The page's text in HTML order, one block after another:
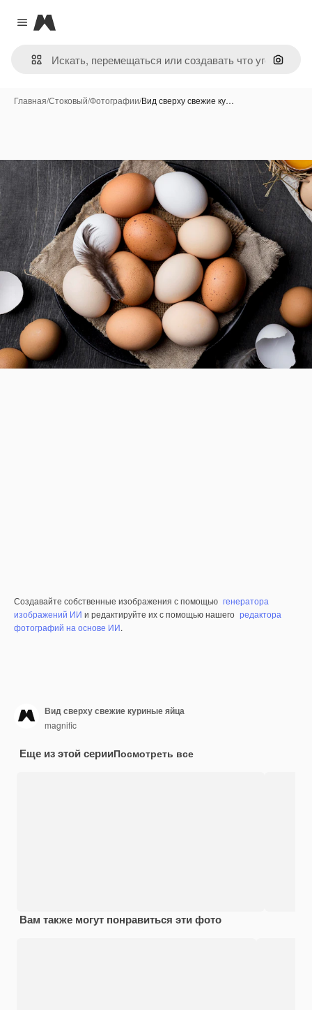
Close menu
Magnific
Поиск
Главная/Стоковый/Фотографии/Вид сверху свежие ку…
Создавайте собственные изображения с помощью генератора
изображений ИИ и редактируйте их с помощью нашего редактора
фотографий на основе ИИ.
Вид сверху свежие куриные яйца
magnific
Еще из этой серииПосмотреть все
Вам также могут понравиться эти фото